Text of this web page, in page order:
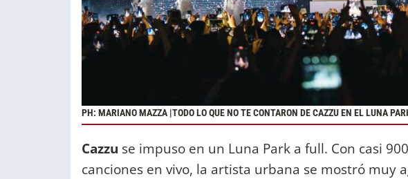
PH: MARIANO MAZZA |TODO LO QUE NO TE CONTARON DE CAZZU EN EL LUNA
Cazzu se impuso en un Luna Park a full. Con casi
canciones en vivo, la artista urbana se mostró muy